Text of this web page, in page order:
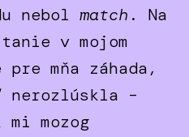
nebol match . Na
v mojom
mňa záhada,
nerozlúskla –
mozog